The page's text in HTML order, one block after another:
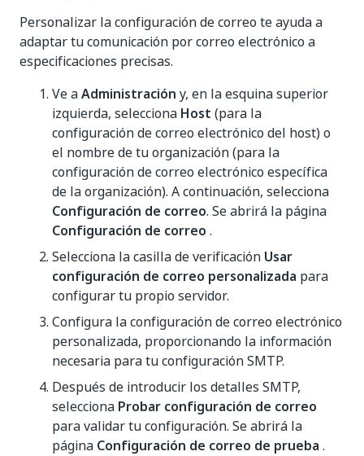
Personalizar la configuración de correo te ayuda a
adaptar tu comunicación por correo electrónico a
especificaciones precisas.
Ve aAdministración y, en la esquina superior
izquierda, selecciona Host (para la
configuración de correo electrónico del host) o
el nombre de tu organización (para la
configuración de correo electrónico específica
de la organización). A continuación, selecciona
Configuración de correo. Se abrirá la página
Configuración de correo .
Selecciona la casilla de verificación Usar
configuración de correo personalizada para
configurar tu propio servidor.
Configura la configuración de correo electrónico
personalizada, proporcionando la información
necesaria para tu configuración SMTP.
Después de introducir los detalles SMTP,
selecciona Probar configuración de correo
para validar tu configuración. Se abrirá la
página Configuración de correo de prueba .